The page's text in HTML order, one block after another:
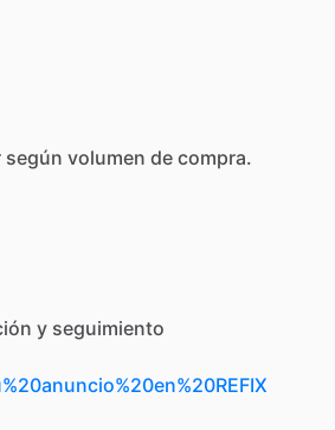
según volumen de compra.
y seguimiento